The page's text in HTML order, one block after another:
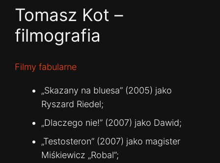
Tomasz Kot –
filmografia
Filmy fabularne
„Skazany na bluesa” (2005) jako
Ryszard Riedel;
„Dlaczego nie!” (2007) jako Dawid;
„Testosteron” (2007) jako magister
Miśkiewicz „Robal”;